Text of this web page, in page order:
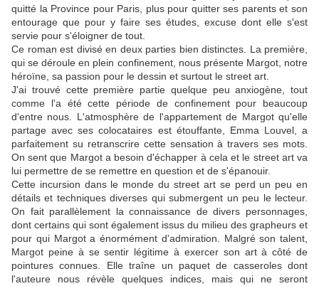
quitté la Province pour Paris, plus pour quitter ses parents et son
entourage que pour y faire ses études, excuse dont elle s'est
servie pour s'éloigner de tout.
Ce roman est divisé en deux parties bien distinctes. La première,
qui se déroule en plein confinement, nous présente Margot, notre
héroïne, sa passion pour le dessin et surtout le street art.
J'ai trouvé cette première partie quelque peu anxiogène, tout
comme l'a été cette période de confinement pour beaucoup
d'entre nous. L'atmosphère de l'appartement de Margot qu'elle
partage avec ses colocataires est étouffante, Emma Louvel, a
parfaitement su retranscrire cette sensation à travers ses mots.
On sent que Margot a besoin d'échapper à cela et le street art va
lui permettre de se remettre en question et de s'épanouir.
Cette incursion dans le monde du street art se perd un peu en
détails et techniques diverses qui submergent un peu le lecteur.
On fait parallèlement la connaissance de divers personnages,
dont certains qui sont également issus du milieu des grapheurs et
pour qui Margot a énormément d'admiration. Malgré son talent,
Margot peine à se sentir légitime à exercer son art à côté de
pointures connues. Elle traîne un paquet de casseroles dont
l'auteure nous révèle quelques indices, mais qui ne seront